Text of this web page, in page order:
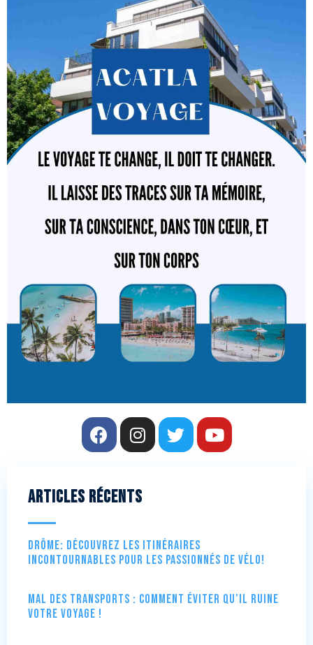
Articles récents
Drôme: Découvrez les itinéraires
incontournables pour les passionnés de vélo!
Mal des transports : comment éviter qu’il ruine
votre voyage !